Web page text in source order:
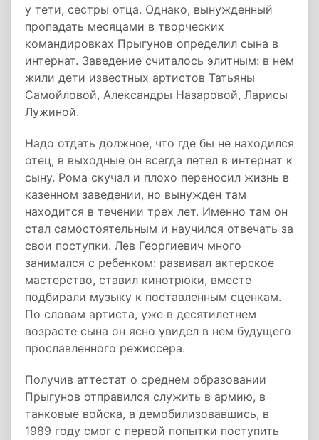
у тети, сестры отца. Однако, вынужденный
пропадать месяцами в творческих
командировках Прыгунов определил сына в
интернат. Заведение считалось элитным: в нем
жили дети известных артистов Татьяны
Самойловой, Александры Назаровой, Ларисы
Лужиной.
Надо отдать должное, что где бы не находился
отец, в выходные он всегда летел в интернат к
сыну. Рома скучал и плохо переносил жизнь в
казенном заведении, но вынужден там
находится в течении трех лет. Именно там он
стал самостоятельным и научился отвечать за
свои поступки. Лев Георгиевич много
занимался с ребенком: развивал актерское
мастерство, ставил кинотрюки, вместе
подбирали музыку к поставленным сценкам.
По словам артиста, уже в десятилетнем
возрасте сына он ясно увидел в нем будущего
прославленного режиссера.
Получив аттестат о среднем образовании
Прыгунов отправился служить в армию, в
танковые войска, а демобилизовавшись, в
1989 году смог с первой попытки поступить